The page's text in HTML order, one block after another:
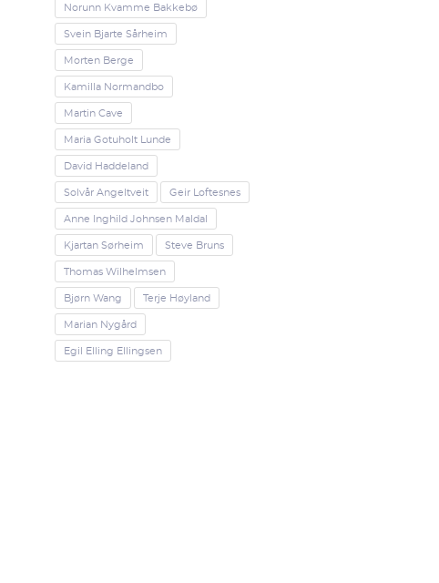
Norunn Kvamme Bakkebø
Svein Bjarte Sårheim
Morten Berge
Kamilla Normandbo
Martin Cave
Maria Gotuholt Lunde
David Haddeland
Solvår Angeltveit Geir Loftesnes
Anne Inghild Johnsen Maldal
Kjartan Sørheim Steve Bruns
Thomas Wilhelmsen
Bjørn Wang Terje Høyland
Marian Nygård
Egil Elling Ellingsen